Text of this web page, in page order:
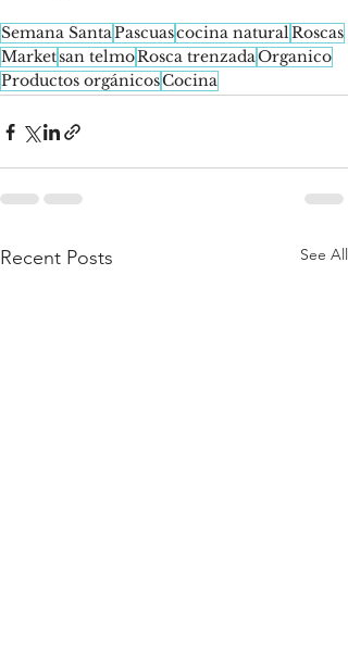
Semana SantaPascuascocina naturalRoscas
Marketsan telmoRosca trenzadaOrganico
Productos orgánicosCocina
Recent Posts See All